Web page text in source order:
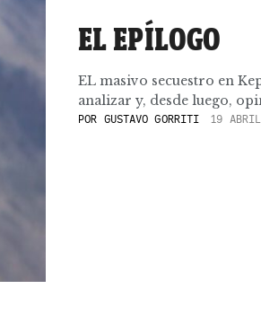
EL EPÍLOGO
EL masivo secuestro en
analizar y, desde luego,
POR GUSTAVO GORRITI 19